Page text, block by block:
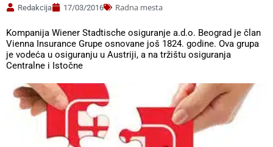
Redakcija 17/03/2016 Radna mesta
Kompanija Wiener Stadtische osiguranje a.d.o. Beograd je član
Vienna Insurance Grupe osnovane još 1824. godine. Ova grupa
je vodeća u osiguranju u Austriji, a na tržištu osiguranja
Centralne i Istočne